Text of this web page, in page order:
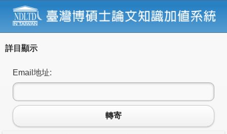
詳目顯示
Email地址:
轉寄